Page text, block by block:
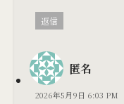
返信
匿名
2026年5月9日 6:03 PM